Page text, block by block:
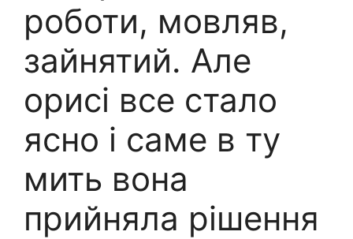
роботи, мовляв,
зайнятий. Але
орисі все стало
ясно і саме в ту
мить вона
прийняла рішення